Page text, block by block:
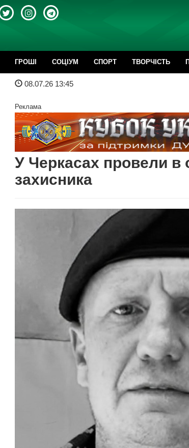
ГРОШІ CОЦІУМ СПОРТ ТВОРЧІСТЬ
08.07.26 13:45
Реклама
У Черкасах провели в
захисника